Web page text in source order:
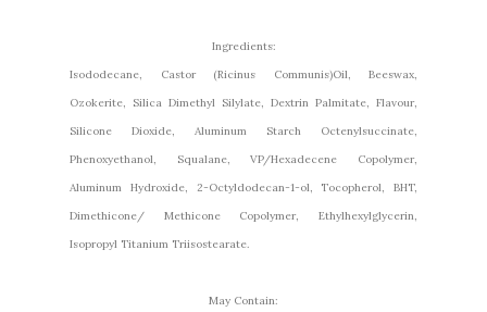
Ingredients:
Isododecane, Castor (Ricinus Communis)Oil, Beeswax,
Ozokerite, Silica Dimethyl Silylate, Dextrin Palmitate, Flavour,
Silicone Dioxide, Aluminum Starch Octenylsuccinate,
Phenoxyethanol, Squalane, VP/Hexadecene Copolymer,
Aluminum Hydroxide, 2-Octyldodecan-1-ol, Tocopherol, BHT,
Dimethicone/ Methicone Copolymer, Ethylhexylglycerin,
Isopropyl Titanium Triisostearate.
May Contain: